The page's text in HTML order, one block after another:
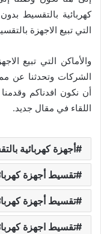
التي تبيع الاجهزة
والأماكن التي تبيع
الشركات وتحدثنا عن
أن نكون افدناكم
اللقاء في مقال جديد.
أجهزة كهربائية
تقسيط أجهزة
تقسيط أجهزة
تقسيط اجهزة